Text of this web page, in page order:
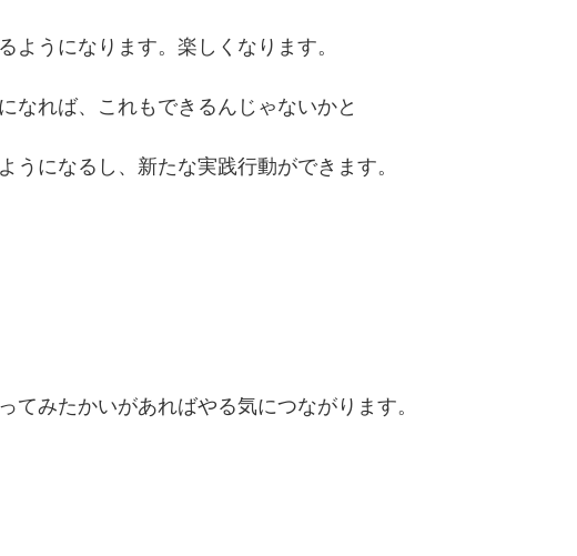
ようになります。楽しくなります。
なれば、これもできるんじゃないかと
うになるし、新たな実践行動ができます。
てみたかいがあればやる気につながります。